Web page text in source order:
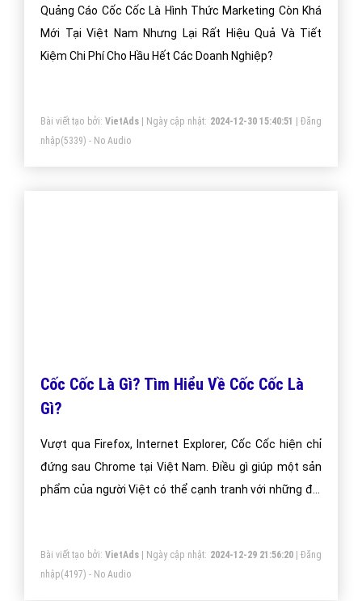
Quảng Cáo Cốc Cốc Là Hình Thức Marketing Còn Khá
Mới Tại Việt Nam Nhưng Lại Rất Hiệu Quả Và Tiết
Kiệm Chi Phí Cho Hầu Hết Các Doanh Nghiệp?
Bài viết tạo bởi: VietAds| Ngày cập nhật: 2024-12-30 15:40:51 |Đăng
nhập(5339) - No Audio
Cốc Cốc Là Gì? Tìm Hiểu Về Cốc Cốc Là
Gì?
Vượt qua Firefox, Internet Explorer, Cốc Cốc hiện chỉ
đứng sau Chrome tại Việt Nam. Điều gì giúp một sản
phẩm của người Việt có thể cạnh tranh với những đối
Bài viết tạo bởi: VietAds| Ngày cập nhật: 2024-12-29 21:56:20|Đăng
nhập(4197) - No Audio